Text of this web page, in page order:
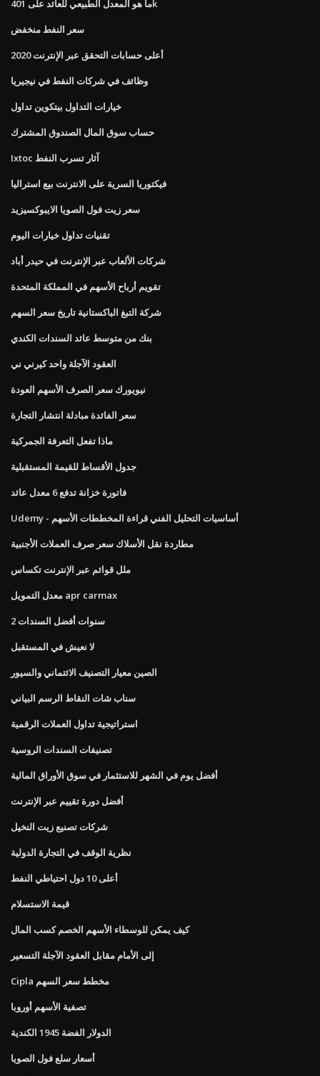
ما هو المعدل الطبيعي للعائد على 401k
سعر النفط منخفض
أعلى حسابات التحقق عبر الإنترنت 2020
وظائف في شركات النفط في نيجيريا
خيارات التداول بيتكوين تداول
حساب سوق المال الصندوق المشترك
Ixtoc آثار تسرب النفط
فيكتوريا السرية على الانترنت بيع استراليا
سعر زيت فول الصويا الايبوكسيزيد
تقنيات تداول خيارات اليوم
شركات الألعاب عبر الإنترنت في حيدر أباد
تقويم أرباح الأسهم في المملكة المتحدة
شركة التبغ الباكستانية تاريخ سعر السهم
بنك من متوسط ​​عائد السندات الكندي
العقود الآجلة واحد كيرني ني
نيويورك سعر الصرف الأسهم العودة
سعر الفائدة مبادلة انتشار التجارة
ماذا تفعل التعرفة الجمركية
جدول الأقساط للقيمة المستقبلية
فاتورة خزانة تدفع 6 معدل عائد
Udemy - أساسيات التحليل الفني قراءة المخططات الأسهم
مطاردة نقل الأسلاك سعر صرف العملات الأجنبية
ملل قوائم عبر الإنترنت تكساس
معدل التمويل apr carmax
2 سنوات أفضل السندات
لا نعيش في المستقبل
الصين معيار التصنيف الائتماني والسيور
سناب شات النقاط الرسم البياني
استراتيجية تداول العملات الرقمية
تصنيفات السندات الروسية
أفضل يوم في الشهر للاستثمار في سوق الأوراق المالية
أفضل دورة تقييم عبر الإنترنت
شركات تصنيع زيت النخيل
نظرية الوقف في التجارة الدولية
أعلى 10 دول احتياطي النفط
قيمة الاستسلام
كيف يمكن للوسطاء الأسهم الخصم كسب المال
إلى الأمام مقابل العقود الآجلة التسعير
Cipla مخطط سعر السهم
تصفية الأسهم أوروبا
الدولار الفضة 1945 الكندية
أسعار سلع فول الصويا